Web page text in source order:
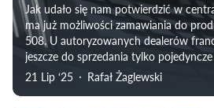
Jak udało się nam potwierdzić w
ma już możliwości zamawiania do
508. U autoryzowanych dealerów
jeszcze do sprzedania tylko
21 Lip ‘25
Rafał Żaglewski